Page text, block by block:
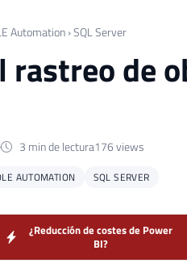
Automation ›SQL Server
de
3 min de lectura176 views
AUTOMATION SQL SERVER
¿Reducción de costes de Power
BI?